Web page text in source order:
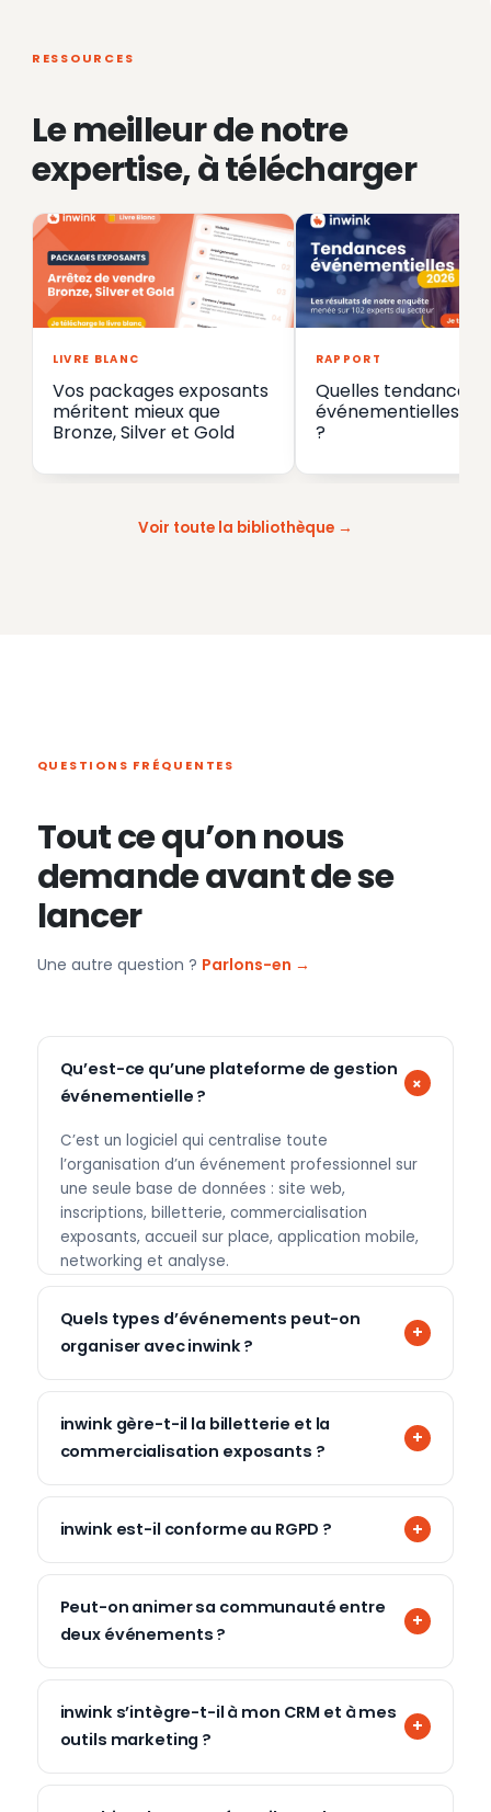
RESSOURCES
Le meilleur de notre
expertise, à télécharger
LIVRE BLANC
Vos packages exposants
méritent mieux que
Bronze, Silver et Gold
RAPPORT
Quelles tendances
événementielles en
?
Voir toute la bibliothèque
QUESTIONS FRÉQUENTES
Tout ce qu’on nous
demande avant de se
lancer
Une autre question ? Parlons-en →
Qu’est-ce qu’une plateforme de gestion
événementielle ?
C’est un logiciel qui centralise toute
l’organisation d’un événement professionnel sur
une seule base de données : site web,
inscriptions, billetterie, commercialisation
exposants, accueil sur place, application mobile,
networking et analyse.
Quels types d’événements peut-on
organiser avec inwink ?
inwink gère-t-il la billetterie et la
commercialisation exposants ?
inwink est-il conforme au RGPD ?
Peut-on animer sa communauté entre
deux événements ?
inwink s’intègre-t-il à mon CRM et à mes
outils marketing ?